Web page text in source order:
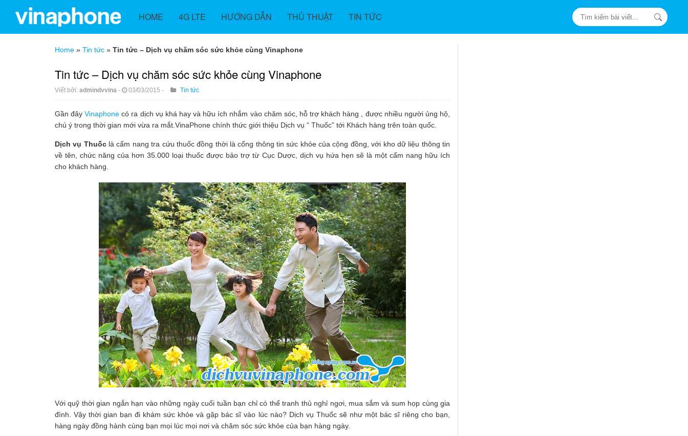
HOME 4G LTE HƯỚNG DẪN THỦ THUẬT TIN TỨC
Home » Tin tức » Tin tức – Dịch vụ chăm sóc sức khỏe cùng Vinaphone
Tin tức – Dịch vụ chăm sóc sức khỏe cùng Vinaphone
Viết bởi: admindvvina - 03/03/2015 - Tin tức
Gần đâyVinaphone có ra dịch vụ khá hay và hữu ích nhắm vào chăm sóc, hỗ trợ khách hàng , được nhiều người ủng hộ,
chú ý trong thời gian mới vừa ra mắt.VinaPhone chính thức giới thiệu Dịch vụ “ Thuốc” tới Khách hàng trên toàn quốc.
Dịch vụ Thuốclà cẩm nang tra cứu thuốc đồng thời là cổng thông tin sức khỏe của cộng đồng, với kho dữ liệu thông tin
về tên, chức năng của hơn 35.000 loại thuốc được bảo trợ từ Cục Dược, dịch vụ hứa hẹn sẽ là một cẩm nang hữu ích
cho khách hàng.
Với quỹ thời gian ngắn hạn vào những ngày cuối tuần bạn chỉ có thể tranh thủ nghỉ ngơi, mua sắm và sum họp cùng gia
đình. Vậy thời gian bạn đi khám sức khỏe và gặp bác sĩ vào lúc nào? Dịch vụ Thuốc sẽ như một bác sĩ riêng cho bạn,
hàng ngày đồng hành cùng bạn mọi lúc mọi nơi và chăm sóc sức khỏe của bạn hàng ngày.